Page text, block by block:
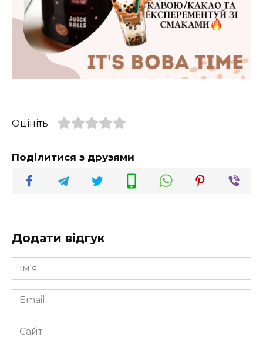
Оцініть
Поділитися з друзями
Додати відгук
Ім'я
*
Email
*
Сайт